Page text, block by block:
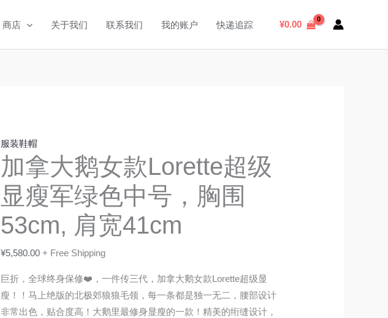
商店 关于我们 联系我们 我的账户 快递追踪 ¥0.00
服装鞋帽
加拿大鹅女款Lorette超级
显瘦军绿色中号，胸围
53cm, 肩宽41cm
¥5,580.00 + Free Shipping
巨折，全球终身保修❤️，一件传三代，加拿大鹅女款Lorette超级显
瘦！！马上绝版的北极郊狼狼毛领，每一条都是独一无二，腰部设计
非常出色，贴合度高！大鹅里最修身显瘦的一款！精美的绗缝设计，
索